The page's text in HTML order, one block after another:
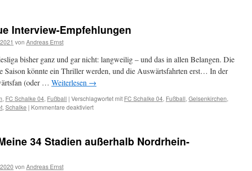
nach
–
zweimal
„Top
Interview-Empfehlungen
von Andreas Ernst
bisher ganz und gar nicht: langweilig – und das in allen Belangen. Die
Saison könnte ein Thriller werden, und die Auswärtsfahrten erst… In der
(oder … Weiterlesen →
, FC Schalke 04, Fußball | Verschlagwortet mit FC Schalke 04, Fußball, Gelsenkirchen,
, Schalke | Kommentare deaktiviert
Empfehlungen
34 Stadien außerhalb Nordrhein-
von Andreas Ernst